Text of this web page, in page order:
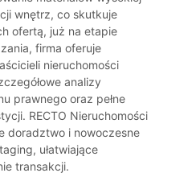
wnętrz, co skutkuje
ofertą, już na etapie
firma oferuje
nieruchomości
analizy
prawnego oraz pełne
RECTO Nieruchomości
doradztwo i nowoczesne
ułatwiające
transakcji.